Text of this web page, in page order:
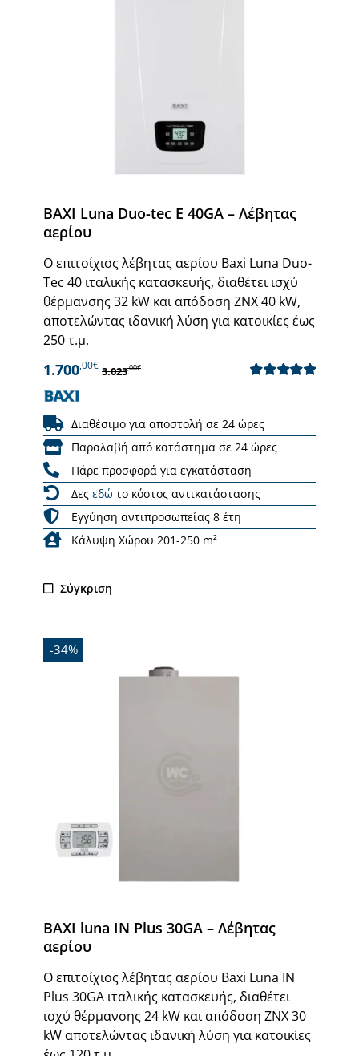
BAXI Luna Duo-tec E 40GA – Λέβητας
αερίου
Ο επιτοίχιος λέβητας αερίου Baxi Luna Duo-
Tec 40 ιταλικής κατασκευής, διαθέτει ισχύ
θέρμανσης 32 kW και απόδοση ΖΝΧ 40 kW,
αποτελώντας ιδανική λύση για κατοικίες έως
250 τ.μ.
1.700,00€ 3.023,00€
Διαθέσιμο για αποστολή σε 24 ώρες
Παραλαβή από κατάστημα σε 24 ώρες
Πάρε προσφορά για εγκατάσταση
Δες εδώ το κόστος αντικατάστασης
Εγγύηση αντιπροσωπείας 8 έτη
Κάλυψη Χώρου 201-250 m²
Σύγκριση
-34%
BAXI luna IN Plus 30GA – Λέβητας
αερίου
Ο επιτοίχιος λέβητας αερίου Baxi Luna IN
Plus 30GA ιταλικής κατασκευής, διαθέτει
ισχύ θέρμανσης 24 kW και απόδοση ΖΝΧ 30
kW αποτελώντας ιδανική λύση για κατοικίες